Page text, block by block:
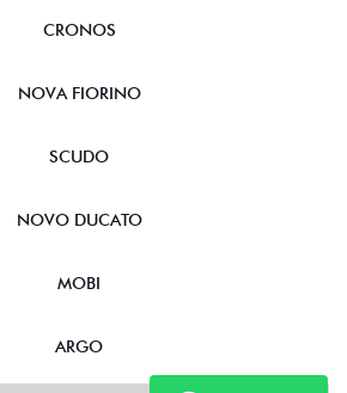
CRONOS
NOVA FIORINO
SCUDO
NOVO DUCATO
MOBI
ARGO